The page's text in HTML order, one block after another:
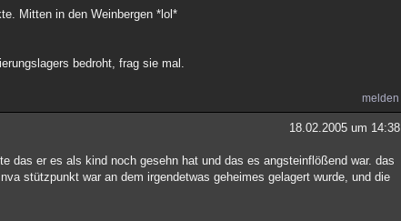
Mitten in den Weinbergen *lol*
bedroht, frag sie mal.
melden
18.02.2005 um 14:38
das er es als kind noch gesehn hat und das es angsteinflößend war. das
stützpunkt war an dem irgendetwas geheimes gelagert wurde, und die